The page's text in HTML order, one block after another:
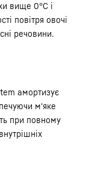
вище 0°C і
повітря овочі
речовини.
амортизує
м'яке
при повному